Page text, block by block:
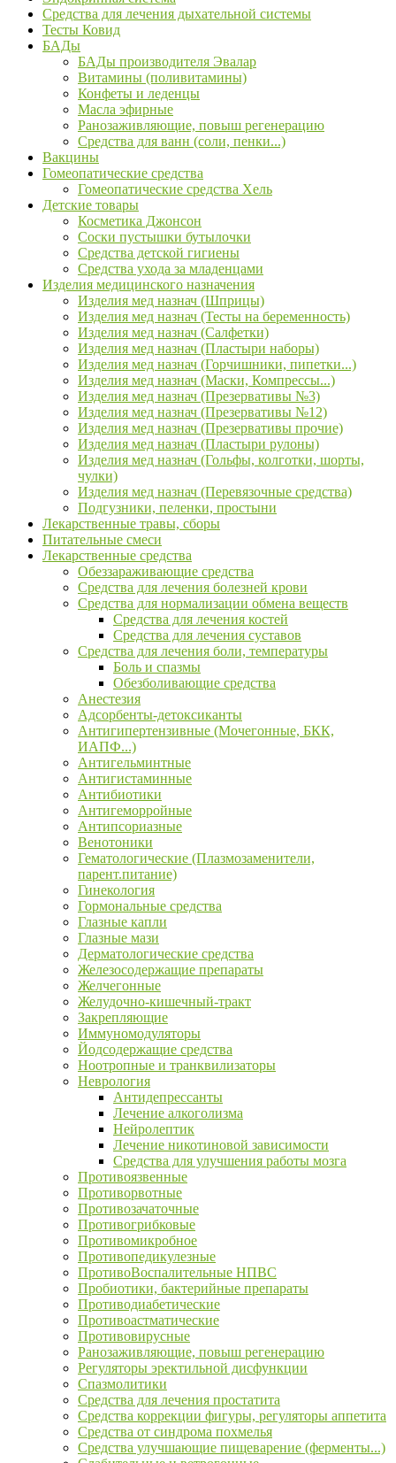
Средства для лечения дыхательной системы
Тесты Ковид
БАДы
БАДы производителя Эвалар
Витамины (поливитамины)
Конфеты и леденцы
Масла эфирные
Ранозаживляющие, повыш регенерацию
Средства для ванн (соли, пенки...)
Вакцины
Гомеопатические средства
Гомеопатические средства Хель
Детские товары
Косметика Джонсон
Соски пустышки бутылочки
Средства детской гигиены
Средства ухода за младенцами
Изделия медицинского назначения
Изделия мед назнач (Шприцы)
Изделия мед назнач (Тесты на беременность)
Изделия мед назнач (Салфетки)
Изделия мед назнач (Пластыри наборы)
Изделия мед назнач (Горчишники, пипетки...)
Изделия мед назнач (Маски, Компрессы...)
Изделия мед назнач (Презервативы №3)
Изделия мед назнач (Презервативы №12)
Изделия мед назнач (Презервативы прочие)
Изделия мед назнач (Пластыри рулоны)
Изделия мед назнач (Гольфы, колготки, шорты,
чулки)
Изделия мед назнач (Перевязочные средства)
Подгузники, пеленки, простыни
Лекарственные травы, сборы
Питательные смеси
Лекарственные средства
Обеззараживающие средства
Средства для лечения болезней крови
Средства для нормализации обмена веществ
Средства для лечения костей
Средства для лечения суставов
Средства для лечения боли, температуры
Боль и спазмы
Обезболивающие средства
Анестезия
Адсорбенты-детоксиканты
Антигипертензивные (Мочегонные, БКК,
ИАПФ...)
Антигельминтные
Антигистаминные
Антибиотики
Антигеморройные
Антипсориазные
Венотоники
Гематологические (Плазмозаменители,
парент.питание)
Гинекология
Гормональные средства
Глазные капли
Глазные мази
Дерматологические средства
Железосодержащие препараты
Желчегонные
Желудочно-кишечный-тракт
Закрепляющие
Иммуномодуляторы
Йодсодержащие средства
Ноотропные и транквилизаторы
Неврология
Антидепрессанты
Лечение алкоголизма
Нейролептик
Лечение никотиновой зависимости
Средства для улучшения работы мозга
Противоязвенные
Противорвотные
Противозачаточные
Противогрибковые
Противомикробное
Противопедикулезные
ПротивоВоспалительные НПВС
Пробиотики, бактерийные препараты
Противодиабетические
Противоастматические
Противовирусные
Ранозаживляющие, повыш регенерацию
Регуляторы эректильной дисфункции
Спазмолитики
Средства для лечения простатита
Средства коррекции фигуры, регуляторы аппетита
Средства от синдрома похмелья
Средства улучшающие пищеварение (ферменты...)